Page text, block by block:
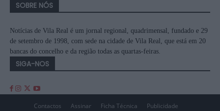
SOBRE NÓS
Notícias de Vila Real é um jornal regional, quadrimensal, fundado e 29
de setembro de 1998, com sede na cidade de Vila Real, que está em 20
bancas do concelho e da região todas as quartas-feiras.
SIGA-NOS
Contactos Assinar Ficha Técnica Publicidade